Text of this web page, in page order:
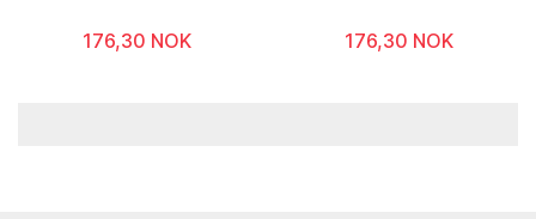
176,30 NOK 176,30 NOK